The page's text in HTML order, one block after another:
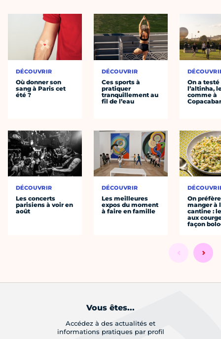
DÉCOUVRIR
Où donner son
sang à Paris cet
été ?
DÉCOUVRIR
Les concerts
parisiens à voir en
août
DÉCOUVRIR
Ces sports à
pratiquer
tranquillement au
fil de l’eau
DÉCOUVRIR
Les meilleures
expos du moment
à faire en famille
On a testé
l’altinha,
comme à
On préfère
manger à
cantine :
aux
façon
Vous êtes...
Accédez à des actualités et
informations pratiques par profil